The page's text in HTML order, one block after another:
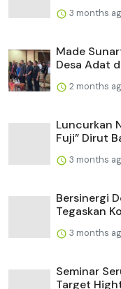
3 months
Made
Desa Adat
2 months
Luncurkan
Fuji” Dirut
3 months
Bersinergi
Tegaskan
3 months
Seminar
Target